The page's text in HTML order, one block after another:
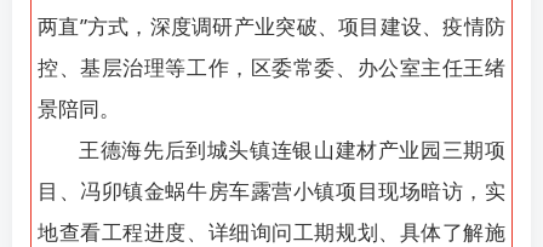
两直”方式，深度调研产业突破、项目建设、疫情防
控、基层治理等工作，区委常委、办公室主任王绪
景陪同。
王德海先后到城头镇连银山建材产业园三期项
目、冯卯镇金蜗牛房车露营小镇项目现场暗访，实
地查看工程进度、详细询问工期规划、具体了解施